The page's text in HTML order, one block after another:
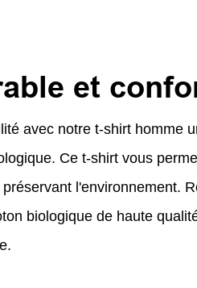
et
avec notre t-shirt homme
Ce t-shirt vous
l'environnement.
biologique de haute